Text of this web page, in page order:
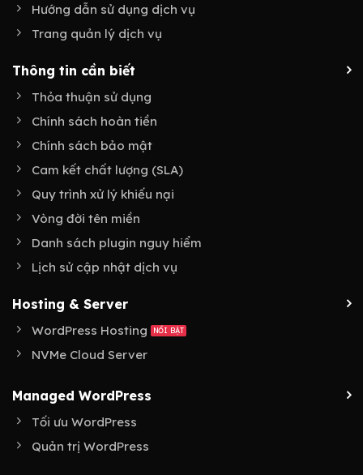
Hướng dẫn sử dụng dịch vụ
Trang quản lý dịch vụ
Thông tin cần biết
Thỏa thuận sử dụng
Chính sách hoàn tiền
Chính sách bảo mật
Cam kết chất lượng (SLA)
Quy trình xử lý khiếu nại
Vòng đời tên miền
Danh sách plugin nguy hiểm
Lịch sử cập nhật dịch vụ
Hosting & Server
WordPress Hosting
NVMe Cloud Server
Managed WordPress
Tối ưu WordPress
Quản trị WordPress